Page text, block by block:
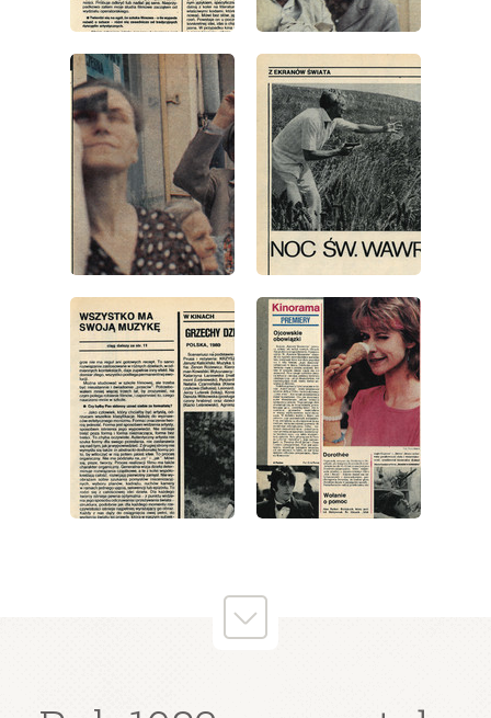
wydanie: 22/1982
wydanie: 22/1982 wydanie: 22/1982
wydanie: 22/1982 wydanie: 22/1982